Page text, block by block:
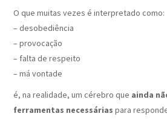
O que muitas vezes é interpretado como:
– desobediência
– provocação
– falta de respeito
– má vontade
é, na realidade, um cérebro que ainda
ferramentas necessárias para